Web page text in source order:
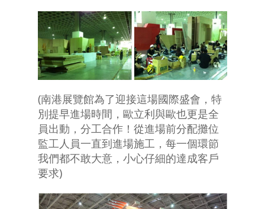
(南港展覽館為了迎接這場國際盛會，特
別提早進場時間，歐立利與歐也更是全
員出動，分工合作！從進場前分配攤位
監工人員一直到進場施工，每一個環節
我們都不敢大意，小心仔細的達成客戶
要求)